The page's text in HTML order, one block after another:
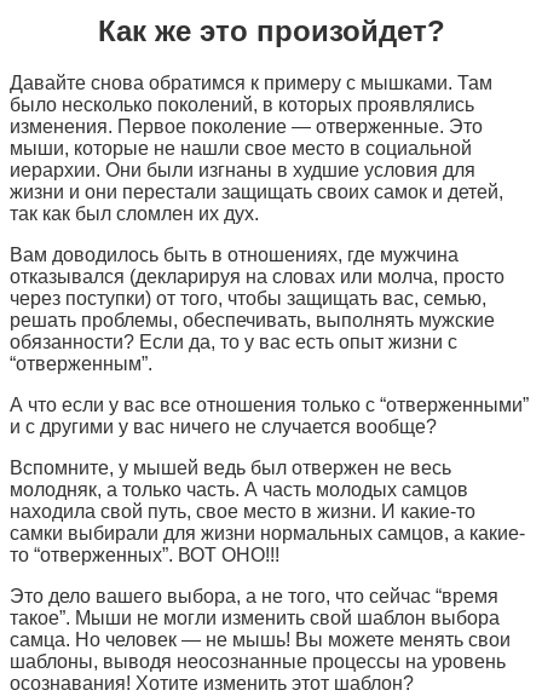
Как же это произойдет?
Давайте снова обратимся к примеру с мышками. Там
было несколько поколений, в которых проявлялись
изменения. Первое поколение — отверженные. Это
мыши, которые не нашли свое место в социальной
иерархии. Они были изгнаны в худшие условия для
жизни и они перестали защищать своих самок и детей,
так как был сломлен их дух.
Вам доводилось быть в отношениях, где мужчина
отказывался (декларируя на словах или молча, просто
через поступки) от того, чтобы защищать вас, семью,
решать проблемы, обеспечивать, выполнять мужские
обязанности? Если да, то у вас есть опыт жизни с
“отверженным”.
А что если у вас все отношения только с “отверженными”
и с другими у вас ничего не случается вообще?
Вспомните, у мышей ведь был отвержен не весь
молодняк, а только часть. А часть молодых самцов
находила свой путь, свое место в жизни. И какие-то
самки выбирали для жизни нормальных самцов, а какие-
то “отверженных”. ВОТ ОНО!!!
Это дело вашего выбора, а не того, что сейчас “время
такое”. Мыши не могли изменить свой шаблон выбора
самца. Но человек — не мышь! Вы можете менять свои
шаблоны, выводя неосознанные процессы на уровень
осознавания! Хотите изменить этот шаблон?